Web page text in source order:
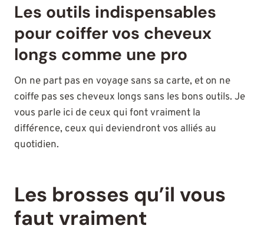
Les outils indispensables
pour coiffer vos cheveux
longs comme une pro
On ne part pas en voyage sans sa carte, et on ne
coiffe pas ses cheveux longs sans les bons outils. Je
vous parle ici de ceux qui font vraiment la
différence, ceux qui deviendront vos alliés au
quotidien.
Les brosses qu’il vous
faut vraiment